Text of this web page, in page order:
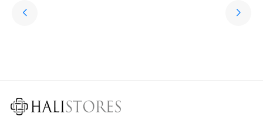
Favorilere Ekle
Halıstores
3.909,80